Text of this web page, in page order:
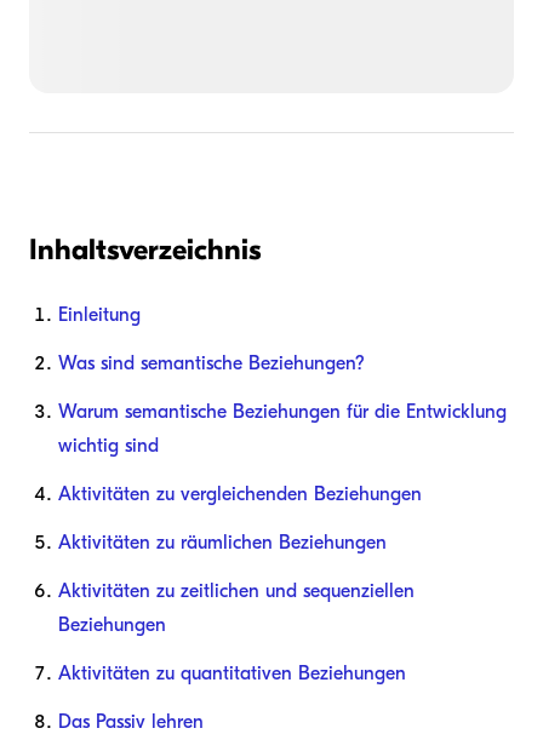
Inhaltsverzeichnis
Einleitung
Was sind semantische Beziehungen?
Warum semantische Beziehungen für die Entwicklung
wichtig sind
Aktivitäten zu vergleichenden Beziehungen
Aktivitäten zu räumlichen Beziehungen
Aktivitäten zu zeitlichen und sequenziellen
Beziehungen
Aktivitäten zu quantitativen Beziehungen
Das Passiv lehren